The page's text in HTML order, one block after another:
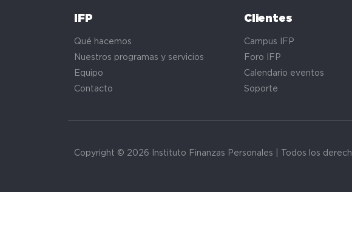
IFP
Qué hacemos
Nuestros programas y servicios
Equipo
Contacto
Clientes
Campus IFP
Foro IFP
Calendario eventos
Soporte
Copyright © 2026 Instituto Finanzas Personales | Todos los